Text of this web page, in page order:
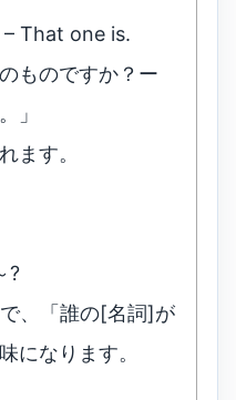
– That one is.
ものですか？ー
」
ます。
?
、「誰の[名詞]が
になります。